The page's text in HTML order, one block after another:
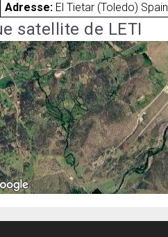
Adresse: El Tietar (Toledo) Spain
satellite de LETI